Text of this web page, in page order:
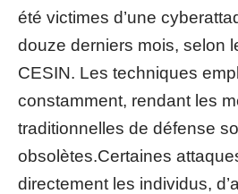
été victimes d’une
douze derniers mois, selon
CESIN. Les techniques
constamment, rendant les
traditionnelles de défense
obsolètes.Certaines
directement les individus,